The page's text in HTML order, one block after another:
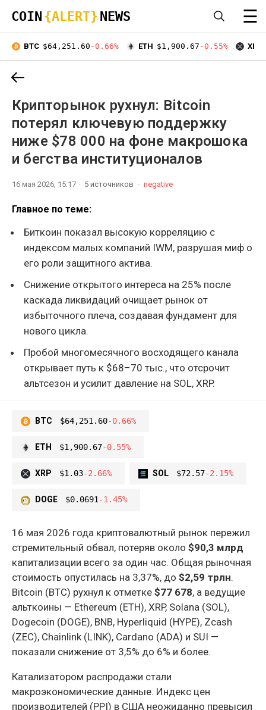
COIN {ALERT} NEWS ☰
BTC $64,251.60 -0.66% ETH $1,900.67 -0.55% XRP
Крипторынок рухнул: Bitcoin
потерял ключевую поддержку
ниже $78 000 на фоне макрошока
и бегства институционалов
16 мая 2026, 15:17 5 источников negative
Главное по теме:
Биткоин показал высокую корреляцию с
индексом малых компаний IWM, разрушая миф о
его роли защитного актива.
Снижение открытого интереса на 25% после
каскада ликвидаций очищает рынок от
избыточного плеча, создавая фундамент для
нового цикла.
Пробой многомесячного восходящего канала
открывает путь к $68–70 тыс., что отсрочит
альтсезон и усилит давление на SOL, XRP.
BTC $64,251.60-0.66%
ETH $1,900.67-0.55%
XRP $1.03-2.66% SOL $72.57-2.15%
DOGE $0.0691-1.45%
16 мая 2026 года криптовалютный рынок пережил
стремительный обвал, потеряв около $90,3 млрд
капитализации всего за один час. Общая рыночная
стоимость опустилась на 3,37%, до $2,59 трлн.
Bitcoin (BTC) рухнул к отметке $77 678, а ведущие
альткоины — Ethereum (ETH), XRP, Solana (SOL),
Dogecoin (DOGE), BNB, Hyperliquid (HYPE), Zcash
(ZEC), Chainlink (LINK), Cardano (ADA) и SUI —
показали снижение от 3,5% до 6% и более.
Катализатором распродажи стали
макроэкономические данные. Индекс цен
производителей (PPI) в США неожиданно превысил